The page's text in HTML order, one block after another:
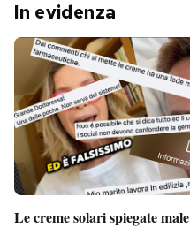
PODCAST
NEWSLETTER
I MIEI PREFERITI
In evidenza
Le creme solari spiegate male